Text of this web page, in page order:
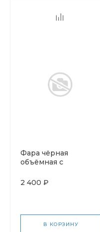
Фара чёрная
объёмная с
проводом и
2 400 ₽
В КОРЗИНУ